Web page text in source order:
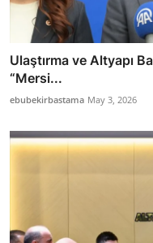
Ulaştırma ve Altyapı
“Mersi...
ebubekirbastama May 3, 2026